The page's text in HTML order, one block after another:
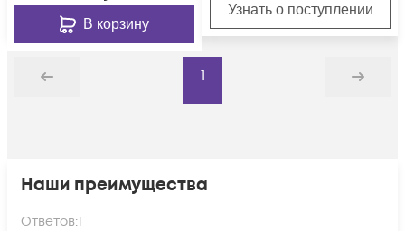
В корзину
Узнать о поступлении
Назад
1
Дальше
Наши преимущества
Ответов:1